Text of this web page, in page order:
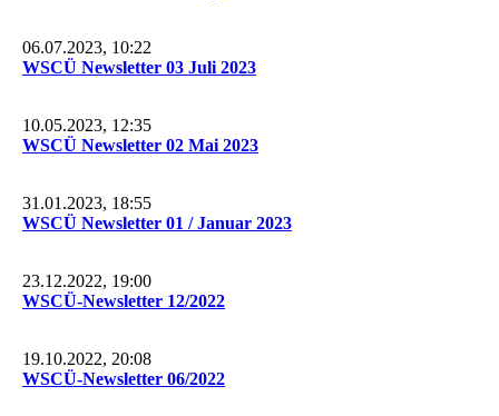
06.07.2023, 10:22
WSCÜ Newsletter 03 Juli 2023
10.05.2023, 12:35
WSCÜ Newsletter 02 Mai 2023
31.01.2023, 18:55
WSCÜ Newsletter 01 / Januar 2023
23.12.2022, 19:00
WSCÜ-Newsletter 12/2022
19.10.2022, 20:08
WSCÜ-Newsletter 06/2022